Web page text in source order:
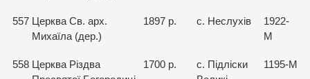
557 Церква Св. арх.
Михаїла (дер.)
1897 р. с. Неслухів
1922-
М
558 Церква Різдва
1700 р.
с. Підліски
1195-М